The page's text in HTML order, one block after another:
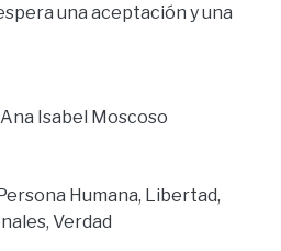
una aceptación y una
Isabel Moscoso
Humana, Libertad,
, Verdad